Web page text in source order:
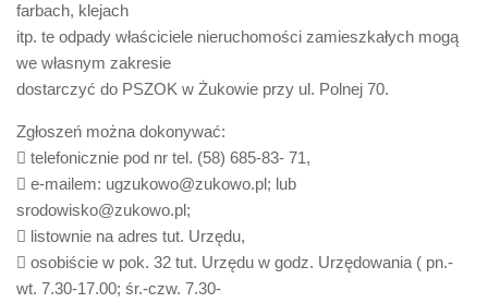
farbach, klejach
itp. te odpady właściciele nieruchomości zamieszkałych mogą
we własnym zakresie
dostarczyć do PSZOK w Żukowie przy ul. Polnej 70.
Zgłoszeń można dokonywać:
 telefonicznie pod nr tel. (58) 685-83- 71,
 e-mailem: ugzukowo@zukowo.pl; lub
srodowisko@zukowo.pl;
 listownie na adres tut. Urzędu,
 osobiście w pok. 32 tut. Urzędu w godz. Urzędowania ( pn.-
wt. 7.30-17.00; śr.-czw. 7.30-